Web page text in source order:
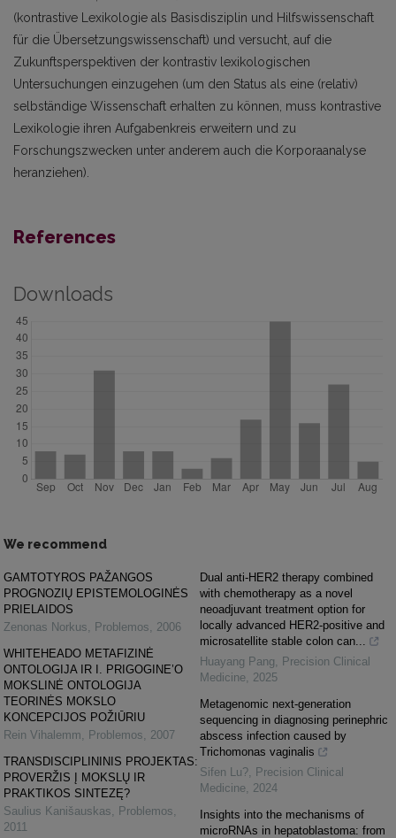
(kontrastive Lexikologie als Basisdisziplin und Hilfswissenschaft
für die Übersetzungswissenschaft) und versucht, auf die
Zukunftsperspektiven der kontrastiv lexikologischen
Untersuchungen einzugehen (um den Status als eine (relativ)
selbständige Wissenschaft erhalten zu können, muss kontrastive
Lexikologie ihren Aufgabenkreis erweitern und zu
Forschungszwecken unter anderem auch die Korporaanalyse
heranziehen).
References
Downloads
We recommend
GAMTOTYROS PAŽANGOS
PROGNOZIŲ EPISTEMOLOGINĖS
PRIELAIDOS
Zenonas Norkus, Problemos, 2006
WHITEHEADO METAFIZINĖ
ONTOLOGIJA IR I. PRIGOGINE’O
MOKSLINĖ ONTOLOGIJA
TEORINĖS MOKSLO
KONCEPCIJOS POŽIŪRIU
Rein Vihalemm, Problemos, 2007
TRANSDISCIPLININIS PROJEKTAS:
PROVERŽIS Į MOKSLŲ IR
PRAKTIKOS SINTEZĘ?
Saulius Kanišauskas, Problemos,
2011
Dual anti-HER2 therapy combined
with chemotherapy as a novel
neoadjuvant treatment option for
locally advanced HER2-positive and
microsatellite stable colon can...
Huayang Pang, Precision Clinical
Medicine, 2025
Metagenomic next-generation
sequencing in diagnosing perinephric
abscess infection caused by
Trichomonas vaginalis
Sifen Lu?, Precision Clinical
Medicine, 2024
Insights into the mechanisms of
microRNAs in hepatoblastoma: from